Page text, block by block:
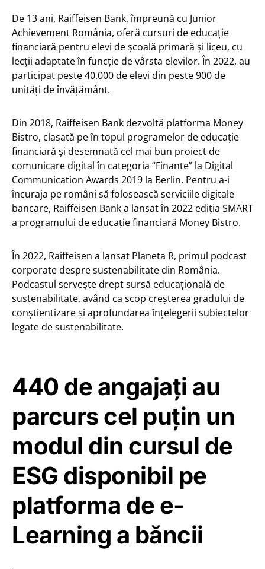
De 13 ani, Raiffeisen Bank, împreună cu Junior
Achievement România, oferă cursuri de educație
financiară pentru elevi de școală primară și liceu, cu
lecții adaptate în funcție de vârsta elevilor. În 2022, au
participat peste 40.000 de elevi din peste 900 de
unități de învățământ.
Din 2018, Raiffeisen Bank dezvoltă platforma Money
Bistro, clasată pe în topul programelor de educație
financiară și desemnată cel mai bun proiect de
comunicare digital în categoria “Finante” la Digital
Communication Awards 2019 la Berlin. Pentru a-i
încuraja pe români să folosească serviciile digitale
bancare, Raiffeisen Bank a lansat în 2022 ediția SMART
a programului de educație financiară Money Bistro.
În 2022, Raiffeisen a lansat Planeta R, primul podcast
corporate despre sustenabilitate din România.
Podcastul servește drept sursă educațională de
sustenabilitate, având ca scop creșterea gradului de
conștientizare și aprofundarea înțelegerii subiectelor
legate de sustenabilitate.
440 de angajați au
parcurs cel puțin un
modul din cursul de
ESG disponibil pe
platforma de e-
Learning a băncii